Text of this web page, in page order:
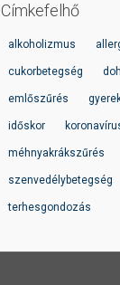
Címkefelhő
alkoholizmus
cukorbetegség
emlőszűrés
időskor
méhnyakrákszűrés
szenvedélybetegség
terhesgondozás